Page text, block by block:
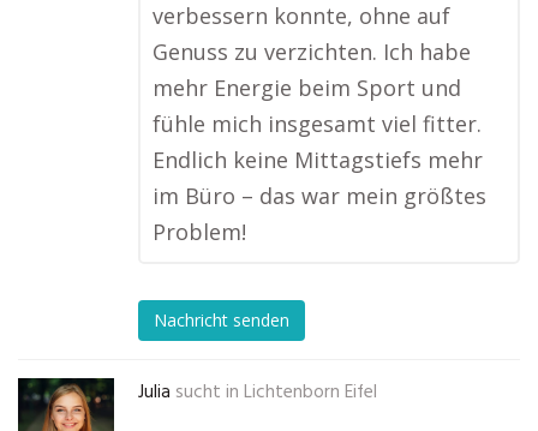
verbessern konnte, ohne auf
Genuss zu verzichten. Ich habe
mehr Energie beim Sport und
fühle mich insgesamt viel fitter.
Endlich keine Mittagstiefs mehr
im Büro – das war mein größtes
Problem!
Nachricht senden
Julia sucht in Lichtenborn Eifel